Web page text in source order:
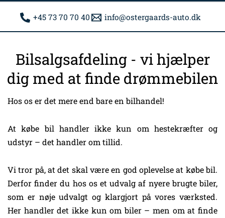
+45 73 70 70 40 info@ostergaards-auto.dk
Bilsalgsafdeling - vi hjælper
dig med at finde drømmebilen
Hos os er det mere end bare en bilhandel!
At købe bil handler ikke kun om hestekræfter og
udstyr – det handler om tillid.
Vi tror på, at det skal være en god oplevelse at købe bil.
Derfor finder du hos os et udvalg af nyere brugte biler,
som er nøje udvalgt og klargjort på vores værksted.
Her handler det ikke kun om biler – men om at finde